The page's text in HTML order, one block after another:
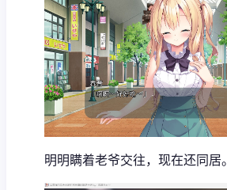
明明瞒着老爷交往，现在还同居。